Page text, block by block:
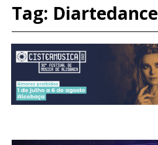
Tag: Diartedance